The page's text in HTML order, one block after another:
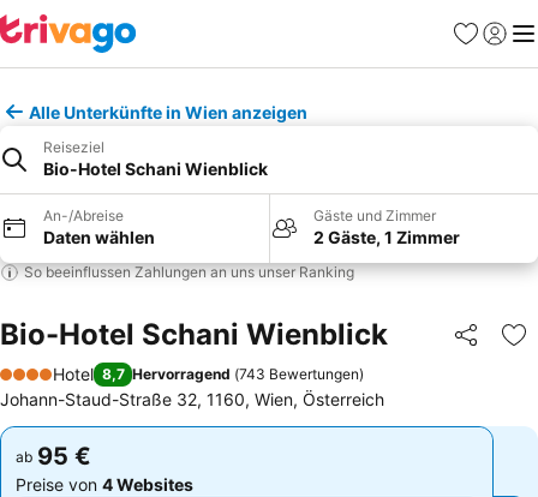
Favoriten
Alle Unterkünfte in Wien anzeigen
Reiseziel
Bio-Hotel Schani Wienblick
An-/Abreise
Daten wählen
Gäste und Zimmer
2 Gäste, 1 Zimmer
So beeinflussen Zahlungen an uns unser Ranking
Bio-Hotel Schani Wienblick Teilen
4 Sterne
Hotel 8,7 Hervorragend (743 Bewertungen)
Johann-Staud-Straße 32, 1160, Wien, Österreich
ab 95 €
Preise von 4 Websites
ab 95 €
Preise von 4 Websites